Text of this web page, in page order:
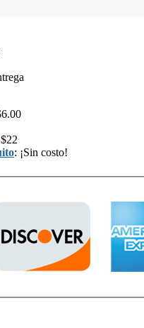
: ¡Sin costo!